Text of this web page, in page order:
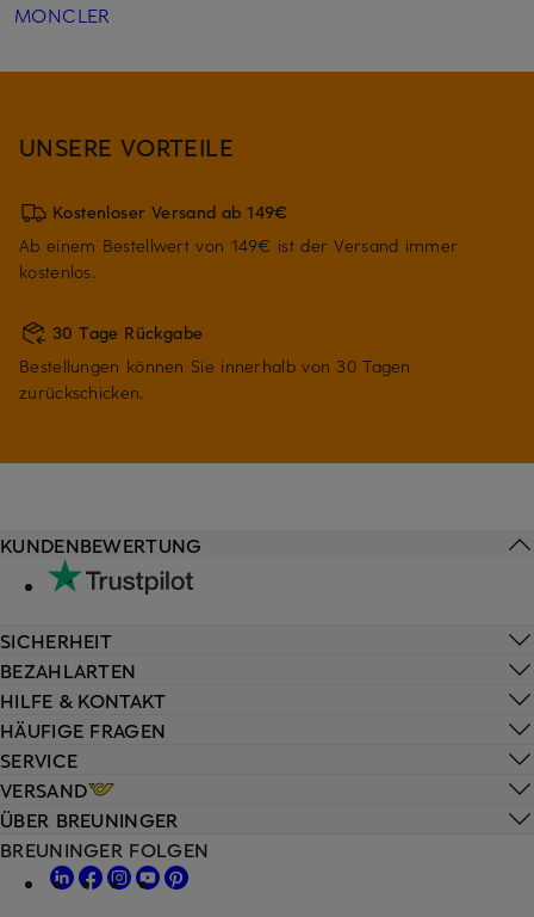
MONCLER
UNSERE VORTEILE
Kostenloser Versand ab 149€
Ab einem Bestellwert von 149€ ist der Versand immer
kostenlos.
30 Tage Rückgabe
Bestellungen können Sie innerhalb von 30 Tagen
zurückschicken.
HILFE & KONTAKT
HÄUFIGE FRAGEN
SERVICE
VERSAND
KUNDENBEWERTUNG
SICHERHEIT
BEZAHLARTEN
ÜBER BREUNINGER
BREUNINGER FOLGEN